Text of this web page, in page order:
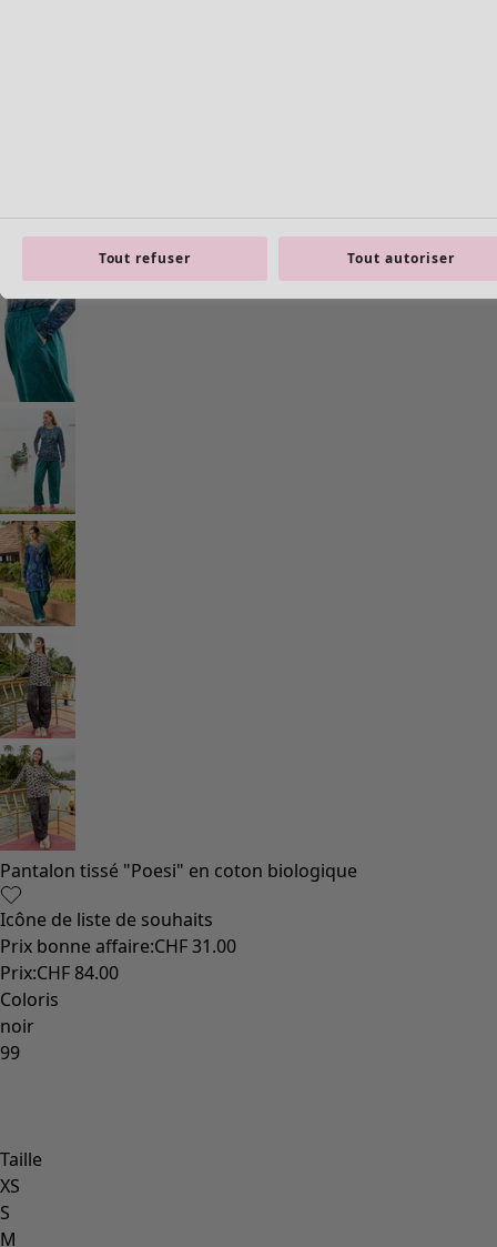
Pantalon tissé "Poesi" en coton biologique
Icône de liste de souhaits
Prix bonne affaire:CHF 31.00
Prix:CHF 84.00
Coloris
noir
99
Taille
XS
S
M
Tout refuser Tout autoriser